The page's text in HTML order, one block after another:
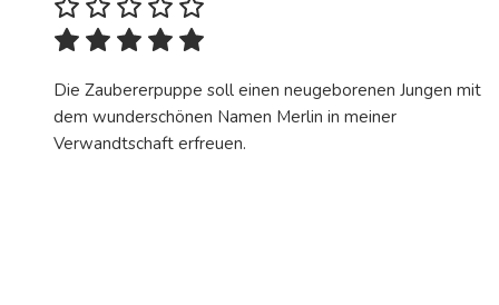
Die Zaubererpuppe soll einen neugeborenen Jungen mit
dem wunderschönen Namen Merlin in meiner
Verwandtschaft erfreuen.